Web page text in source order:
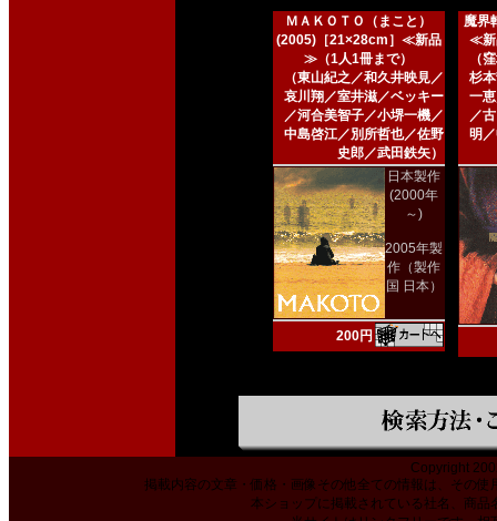
ＭＡＫＯＴＯ（まこと）
(2005)［21×28cm］≪新品
≫（1人1冊まで）
（東山紀之／和久井映見／
哀川翔／室井滋／ベッキー
／河合美智子／小堺一機／
中島啓江／別所哲也／佐野
史郎／武田鉄矢）
日本製作
(2000年
～)
2005年製
作（製作
国 日本）
200円
魔界
≪新
（
杉
一
／
明
Copyright
掲載内容の文章・価格・画像その他全ての情報は、その
本ショップに掲載されている社名、商